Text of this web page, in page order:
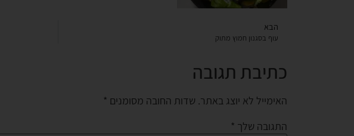
הבא
עוף בסגנון חמוץ מתוק
כתיבת תגובה
האימייל לא יוצג באתר. שדות החובה מסומנים *
התגובה שלך *